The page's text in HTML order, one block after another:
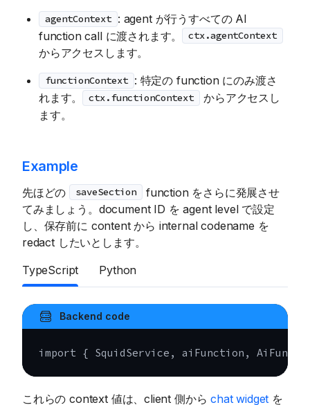
agentContext : agent が行うすべての AI
function call に渡されます。
ctx.agentContext
からアクセスします。
functionContext : 特定の function にのみ渡さ
れます。
ctx.functionContext
からアクセスし
ます。
Example
先ほどの saveSection
function をさらに発展させ
てみましょう。document ID を agent level で設定
し、保存前に content から internal codename を
redact したいとします。
TypeScript
Python
Backend code
import { SquidService , aiFunction ,
これらの context 値は、client 側からchat widget を